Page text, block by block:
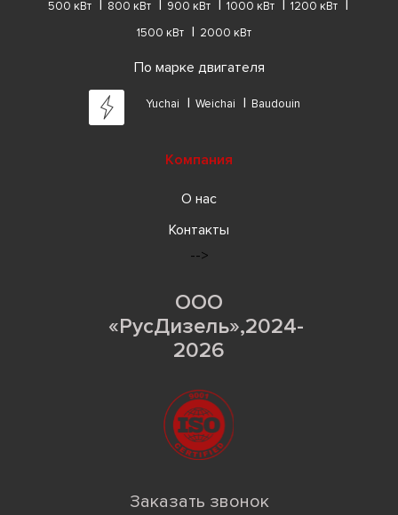
500 кВт 800 кВт 900 кВт 1000 кВт
1200 кВт
1500 кВт
2000 кВт
По марке двигателя
Yuchai Weichai Baudouin
Компания
О нас
Контакты
-->
ООО
«РусДизель»,2024-
2026
Заказать звонок